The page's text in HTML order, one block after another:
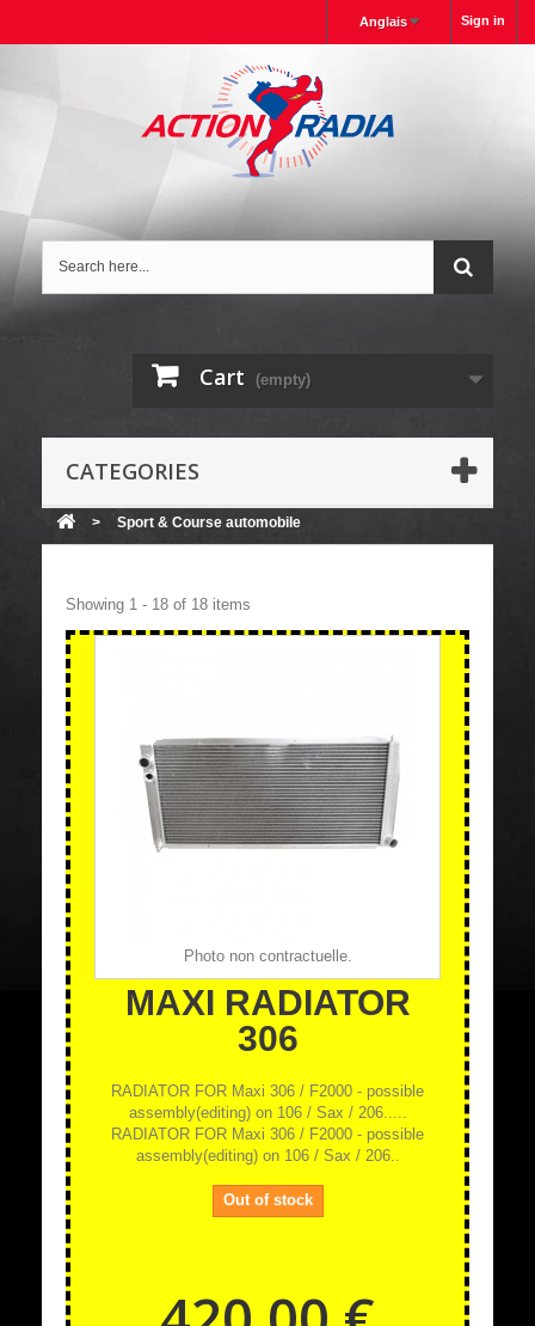
Sign in
Anglais
Cart (empty)
CATEGORIES
> Sport & Course automobile
Showing 1 - 18 of 18 items
Photo non contractuelle.
MAXI RADIATOR
306
RADIATOR FOR Maxi 306 / F2000 - possible
assembly(editing) on 106 / Sax / 206.....
RADIATOR FOR Maxi 306 / F2000 - possible
assembly(editing) on 106 / Sax / 206..
Out of stock